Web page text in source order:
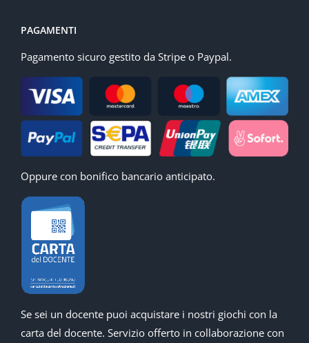
PAGAMENTI
Pagamento sicuro gestito da Stripe o Paypal.
Oppure con bonifico bancario anticipato.
Se sei un docente puoi acquistare i nostri giochi con la
carta del docente. Servizio offerto in collaborazione con